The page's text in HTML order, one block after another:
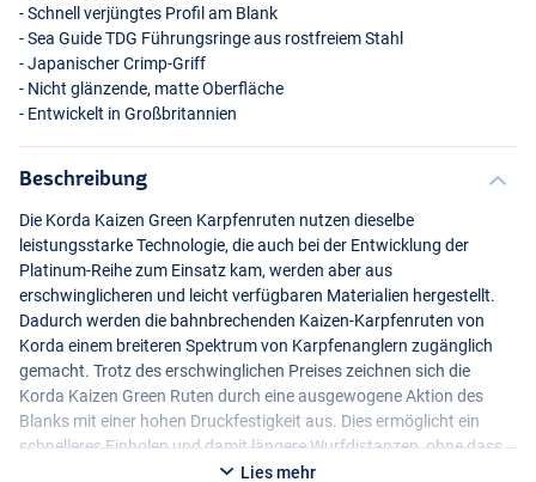
- Schnell verjüngtes Profil am Blank
- Sea GuideTDG Führungsringe aus rostfreiem Stahl
- Japanischer Crimp-Griff
- Nicht glänzende, matte Oberfläche
- Entwickelt in Großbritannien
Beschreibung
Die Korda Kaizen Green Karpfenruten nutzen dieselbe
leistungsstarke Technologie, die auch bei der Entwicklung der
Platinum-Reihe zum Einsatz kam, werden aber aus
erschwinglicheren und leicht verfügbaren Materialien hergestellt.
Dadurch werden die bahnbrechenden Kaizen-Karpfenruten von
Korda einem breiteren Spektrum von Karpfenanglern zugänglich
gemacht. Trotz des erschwinglichen Preises zeichnen sich die
Korda Kaizen Green Ruten durch eine ausgewogene Aktion des
Blanks mit einer hohen Druckfestigkeit aus. Dies ermöglicht ein
schnelleres Einholen und damit längere Wurfdistanzen, ohne dass
die für die Kaizen-Ruten bekannte hohe Wurfgenauigkeit
Lies mehr